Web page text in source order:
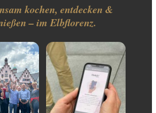
kochen, entdecken &
– im Elbflorenz.